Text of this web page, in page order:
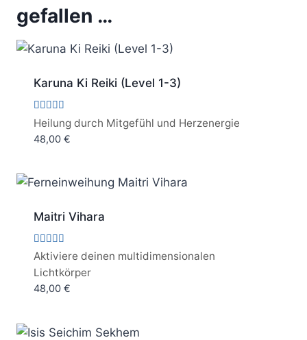
gefallen …
Karuna Ki Reiki (Level 1-3)
Bewertet
mit
5.00
von 5
Heilung durch Mitgefühl und Herzenergie
48,00 €
Maitri Vihara
Bewertet
mit
5.00
von 5
Aktiviere deinen multidimensionalen
Lichtkörper
48,00 €